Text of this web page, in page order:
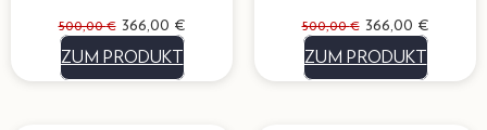
500,00€ 366,00 €
ZUM PRODUKT
500,00€ 366,00 €
ZUM PRODUKT